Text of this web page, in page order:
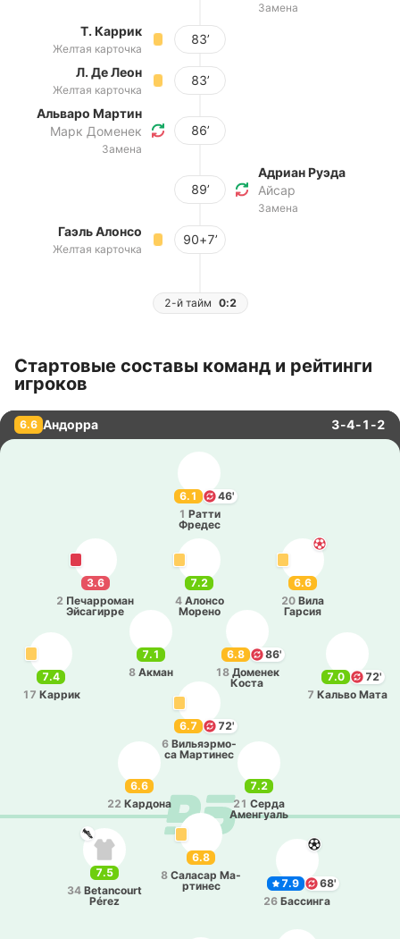
Замена
Т. Каррик
Желтая карточка
83’
Л. Де Леон
Желтая карточка
83’
Альваро Мартин
Марк Доменек
Замена
86’
89’
Адриан Руэда
Айсар
Замена
Гаэль Алонсо
Желтая карточка
90+7’
2-й тайм 0:2
Стартовые составы команд и рейтинги
игроков
6.6 Андорра 3-4-1-2
6.1
46'
1 Ратти
Фредес
6.6
20 Вила
Гарсия
3.6
2 Пе­ча­рро­ман
Эй­са­ги­рре
7.2
4 Алонсо
Морено
7.4
17 Каррик
6.7
72'
6 Ви­льяэ­рмо­
са Ма­рти­нес
6.8
86'
18 До­ме­нек
Коста
7.1
8 Акман 7.0
72'
7 Кальво Мата
7.2
21 Серда
Аме­нгуаль
6.6
22 Ка­рдо­на
6.8
8 Са­ла­сар Ма­
рти­нес
7.9
68'
26 Ба­сси­нга
7.5
34 Betancourt
Pérez